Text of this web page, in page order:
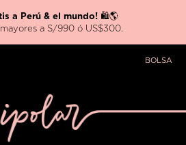
a Perú & el mundo! 🛍️🌎
a S/990 ó US$300.
BOLSA